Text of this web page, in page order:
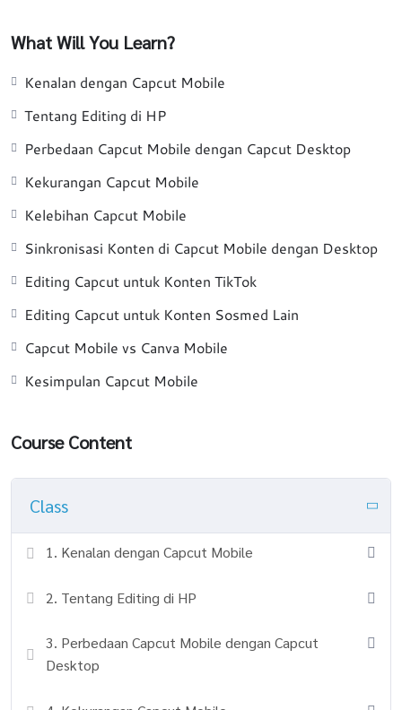
What Will You Learn?
Kenalan dengan Capcut Mobile
Tentang Editing di HP
Perbedaan Capcut Mobile dengan Capcut Desktop
Kekurangan Capcut Mobile
Kelebihan Capcut Mobile
Sinkronisasi Konten di Capcut Mobile dengan Desktop
Editing Capcut untuk Konten TikTok
Editing Capcut untuk Konten Sosmed Lain
Capcut Mobile vs Canva Mobile
Kesimpulan Capcut Mobile
Course Content
Class
1. Kenalan dengan Capcut Mobile
2. Tentang Editing di HP
3. Perbedaan Capcut Mobile dengan Capcut
Desktop